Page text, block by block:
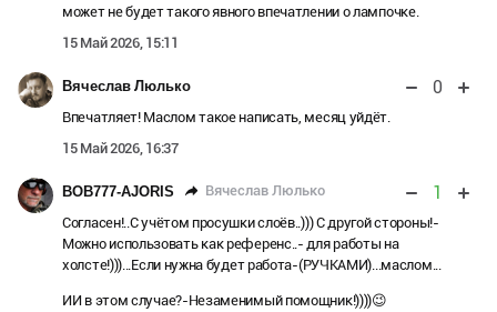
может не будет такого явного впечатлении о лампочке.
15 Май 2026, 15:11
Вячеслав Люлько 0
Впечатляет! Маслом такое написать, месяц уйдёт.
15 Май 2026, 16:37
BOB777-AJORIS Вячеслав Люлько 1
Согласен!..С учётом просушки слоёв..))) С другой стороны!-
Можно использовать как референс..- для работы на
холсте!)))...Если нужна будет работа-(РУЧКАМИ)...маслом...
ИИ в этом случае?-Незаменимый помощник!))))😉